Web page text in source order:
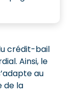
crédit-bail
Ainsi, le
au
de la